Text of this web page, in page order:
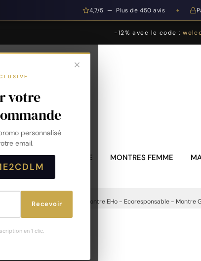
4,7/5 — Plus de 450 avis ◆
-12% avec le code :
votre
personnalisé
email.
Recevoir
en 1 clic.
MONTRES HOMME MONTRES FEMME
Marques EHo Montre EHo - Ecoresponsable - Montre